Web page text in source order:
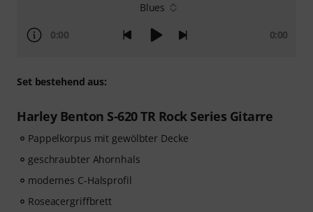
Blues
0:00 0:00
Set bestehend aus:
Harley Benton S-620 TR Rock Series Gitarre
Pappelkorpus mit gewölbter Decke
geschraubter Ahornhals
modernes C-Halsprofil
Roseacergriffbrett